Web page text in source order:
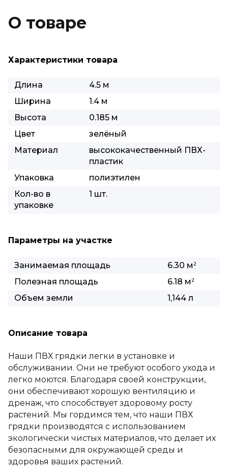
О товаре
Характеристики товара
Длина
4.5 м
Ширина
1.4 м
Высота
0.185 м
Цвет
зелёный
Материал
высококачественный ПВХ-
пластик
Упаковка
полиэтилен
Кол-во в
упаковке
1 шт.
Параметры на участке
Занимаемая площадь 6.30 м2
Полезная площадь 6.18 м2
Объем земли 1,144 л
Описание товара
Наши ПВХ грядки легки в установке и
обслуживании. Они не требуют особого ухода и
легко моются. Благодаря своей конструкции,
они обеспечивают хорошую вентиляцию и
дренаж, что способствует здоровому росту
растений. Мы гордимся тем, что наши ПВХ
грядки производятся с использованием
экологически чистых материалов, что делает их
безопасными для окружающей среды и
здоровья ваших растений.